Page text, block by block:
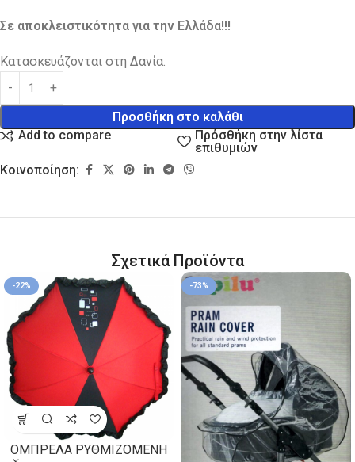
Σε αποκλειστικότητα για την Ελλάδα!!!
Κατασκευάζονται στη Δανία.
Προσθήκη στο καλάθι
Add to compare
Πρόσθήκη στην λίστα
επιθυμιών
Κοινοποίηση:
Σχετικά Προϊόντα
-22%
ΟΜΠΡΕΛΑ ΡΥΘΜΙΖΟΜΕΝΗ
-73%